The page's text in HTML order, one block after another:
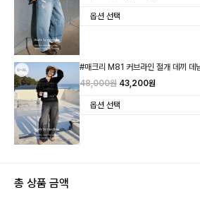
#매크리 M81 커브라인 절개 데끼 데
48,000원 43,200원
총 상품 금액